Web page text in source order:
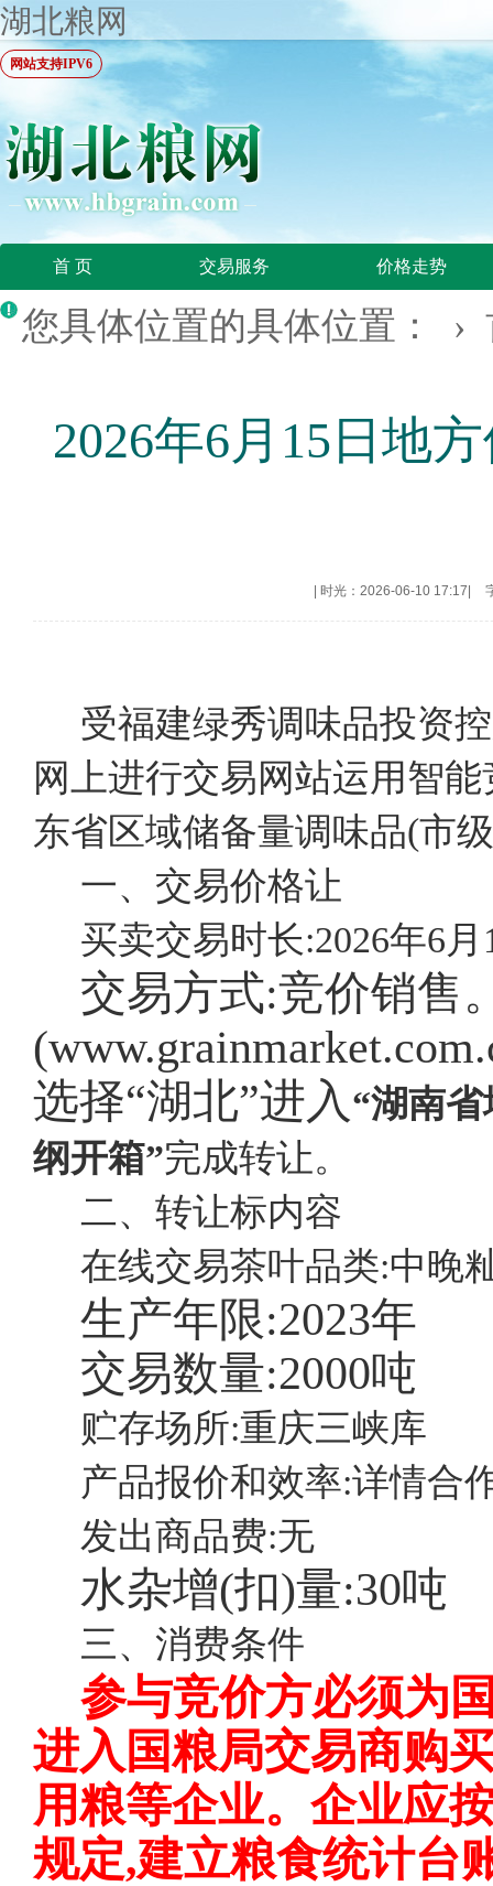
湖北粮网
网站支持IPV6
首 页 交易服务 价格走势
您具体位置的具体位置： ›
2026年6月15日地
时光：2026-06-10 17:17
受福建绿秀调味品投资
网上进行交易网站运用智
东省区域储备量调味品(市
一、交易价格让
买卖交易时长:2026年6月
交易方式:竞价销售
(
选择“湖北”进入 “湖南
纲开箱”完成转让。
二、转让标内容
在线交易茶叶品类:中晚
生产年限:2023年
交易数量:2000吨
贮存场所:重庆三峡库
产品报价和效率:详情合
发出商品费:无
水杂增(扣)量:30吨
三、消费条件
参与竞价方必须为
进入国粮局交易商购
用粮等企业。企业应
规定,建立粮食统计台